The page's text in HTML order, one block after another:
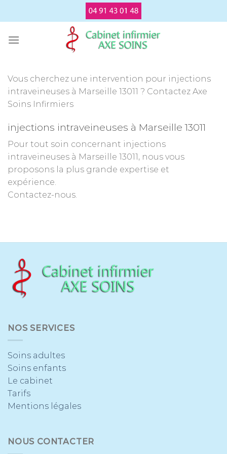
Vous cherchez une intervention pour injections
intraveineuses à Marseille 13011 ? Contactez Axe
Soins Infirmiers
injections intraveineuses à Marseille 13011
Pour tout soin concernant injections
intraveineuses à Marseille 13011, nous vous
proposons la plus grande expertise et
expérience.
Contactez-nous.
NOS SERVICES
Soins adultes
Soins enfants
Le cabinet
Tarifs
Mentions légales
NOUS CONTACTER